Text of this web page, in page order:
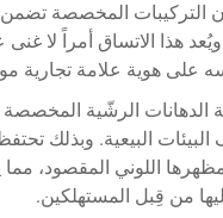
التركيبات المخصصة
هذا الاتساق أمراً لا
على هوية علامة تجارية
الرشّية المخصصة
اللوني المقصود، مما
من قِبل المستهلكين.